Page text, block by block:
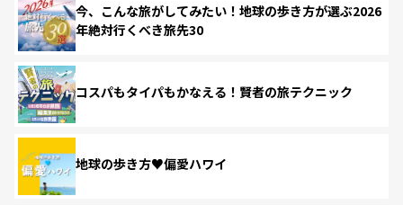
今、こんな旅がしてみたい！地球の歩き方が選ぶ2026
年絶対行くべき旅先30
コスパもタイパもかなえる！賢者の旅テクニック
地球の歩き方♥偏愛ハワイ